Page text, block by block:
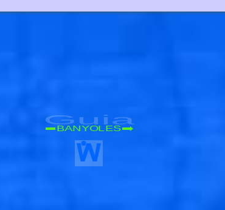
Guia
BANYOLES